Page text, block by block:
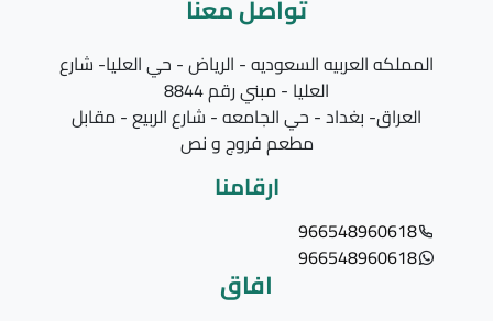
تواصل معنا
المملكه العربيه السعوديه - الرياض - حي العليا- شارع
العليا - مبني رقم 8844
العراق- بغداد - حي الجامعه - شارع الربيع - مقابل
مطعم فروج و نص
ارقامنا
966548960618
966548960618
افاق